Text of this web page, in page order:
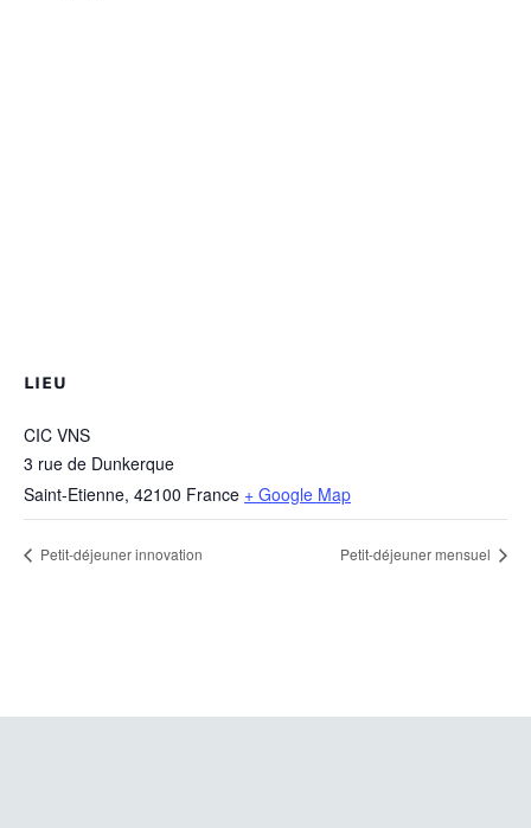
LIEU
CIC VNS
3 rue de Dunkerque
Saint-Etienne, 42100 France + Google Map
Petit-déjeuner innovation Petit-déjeuner mensuel